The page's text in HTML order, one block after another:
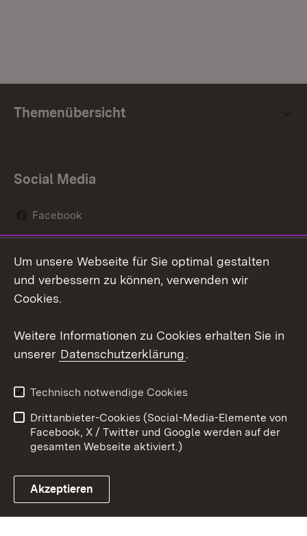
Themenübersicht
Social Media
Facebook
Social Wall
Youtube
Link zum Landesportal
Kontakt
Datenschutz
Barrierefreiheit
Impressum Cookies
Um unsere Webseite für Sie optimal gestalten
und verbessern zu können, verwenden wir
Cookies.
Weitere Informationen zu Cookies erhalten Sie in
unserer Datenschutzerklärung.
Technisch notwendige Cookies
Drittanbieter-Cookies (Social-Media-Elemente von
Facebook, X / Twitter und Google werden auf der
gesamten Webseite aktiviert.)
Akzeptieren